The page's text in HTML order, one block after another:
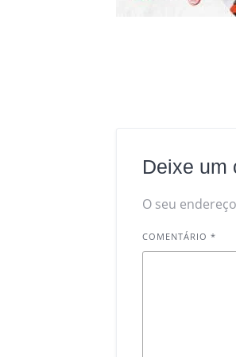
Deixe um
O seu
COMENTÁRIO*